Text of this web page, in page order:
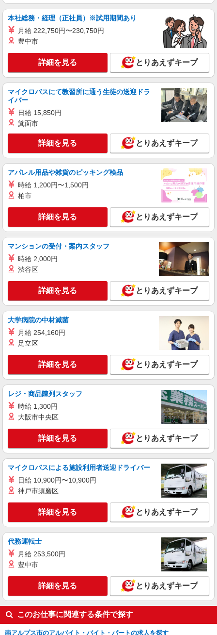
ン代含む)/日払い可/週払い可＞
南アルプス市内
詳細を見る
株式会社kotrio /●MT-H-2086563
高収入を目指したい方必見！未経験でも日収
1.1万〜可！看護助手
時給1500円〜2125円 ＜日払い有/週払い有/交
キープ 詳細を見る
派遣社員
株式会社kotrio /●MT-H-2009220
＜南アルプス市＞元気も、プライベートも諦め
時給1500円〜2125円 ＜日払い有/週払い有/交
通費全支給(ガソリン代含む)＞
南アルプス市内
キープ 詳細を見る
派遣社員
株式会社kotrio /●MT-H-2020653
≪南アルプス市≫年齢不問！０からスタートで
も活躍できる看護助手♪
時給1500円〜2125円 ＜日払い有/週払い有/交
通費全支給(ガソリン代含む)＞
詳細を見る
業務委託
SOMPOヘルスサポート株式会社 全支援対応コース
保健師・管理栄養士 特定保健指導
業所一括面談(対面) 1日：10,000円〜14,716円 ・
個別訪問(対面) 1件：4,286円〜5,239円 ・遠隔面
談 1件：1,500〜1,691円 ・電話支援 1件：
1,000円〜1,429円 ・ICTメール支援 1件：500円
します ※交通費・電話代は弊社負担。その他、支
【活動エリア】山梨県南アルプス市及びその周
辺
キープ 詳細を見る
業務委託
SOMPOヘルスサポート株式会社 全支援対応コース
特定保健指導（保健師・管理栄養士）
報酬：完全出来高制 報酬額（消費税抜き）：
・事業所一括面談(対面) 1日：10,000円〜14,716
円 ・個別訪問(対面) 1件：4,286円〜5,239円 ・
遠隔面談 1件：1500〜1691円 ・電話支援 1
件：1,000円〜1,429円 ・メール支援 1件：500円
※上記金額に消費税を加えた金額をお支払いいた
します ※交通費・電話代は弊社負担。その他、支
援内容により細則あり。
【活動エリア】山梨県南アルプス市及びその周
詳細を見る
本社総務・経理（正社員）※試用期間あり
月給 222,750円〜230,750円
豊中市
詳細を見る とりあえずキープ
マイクロバスにて教習所に通う生徒の送迎ドラ
イバー
日給 15,850円
箕面市
詳細を見る とりあえずキープ
アパレル用品や雑貨のピッキング検品
時給 1,200円〜1,500円
柏市
詳細を見る とりあえずキープ
マンションの受付・案内スタッフ
時給 2,000円
渋谷区
詳細を見る とりあえずキープ
大学病院の中材滅菌
月給 254,160円
足立区
詳細を見る とりあえずキープ
レジ・商品陳列スタッフ
時給 1,300円
大阪市中央区
詳細を見る とりあえずキープ
マイクロバスによる施設利用者送迎ドライバー
日給 10,900円〜10,900円
神戸市須磨区
詳細を見る とりあえずキープ
代務運転士
月給 253,500円
豊中市
詳細を見る とりあえずキープ
このお仕事に関連する条件で探す
南アルプス市のアルバイト・バイト・パートの求人を探す